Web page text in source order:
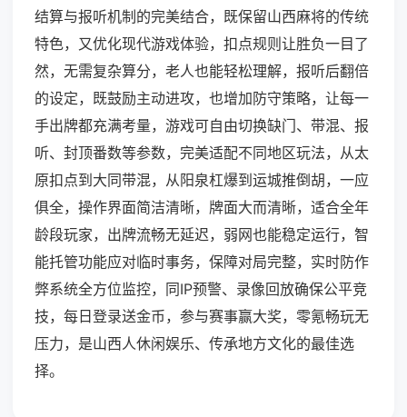
结算与报听机制的完美结合，既保留山西麻将的传统
特色，又优化现代游戏体验，扣点规则让胜负一目了
然，无需复杂算分，老人也能轻松理解，报听后翻倍
的设定，既鼓励主动进攻，也增加防守策略，让每一
手出牌都充满考量，游戏可自由切换缺门、带混、报
听、封顶番数等参数，完美适配不同地区玩法，从太
原扣点到大同带混，从阳泉杠爆到运城推倒胡，一应
俱全，操作界面简洁清晰，牌面大而清晰，适合全年
龄段玩家，出牌流畅无延迟，弱网也能稳定运行，智
能托管功能应对临时事务，保障对局完整，实时防作
弊系统全方位监控，同IP预警、录像回放确保公平竞
技，每日登录送金币，参与赛事赢大奖，零氪畅玩无
压力，是山西人休闲娱乐、传承地方文化的最佳选
择。